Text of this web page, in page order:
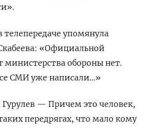
телепередаче упомянула
«Официальной
обороны нет.
СМИ уже написали…»
— Причем это человек,
передрягах, что мало кому